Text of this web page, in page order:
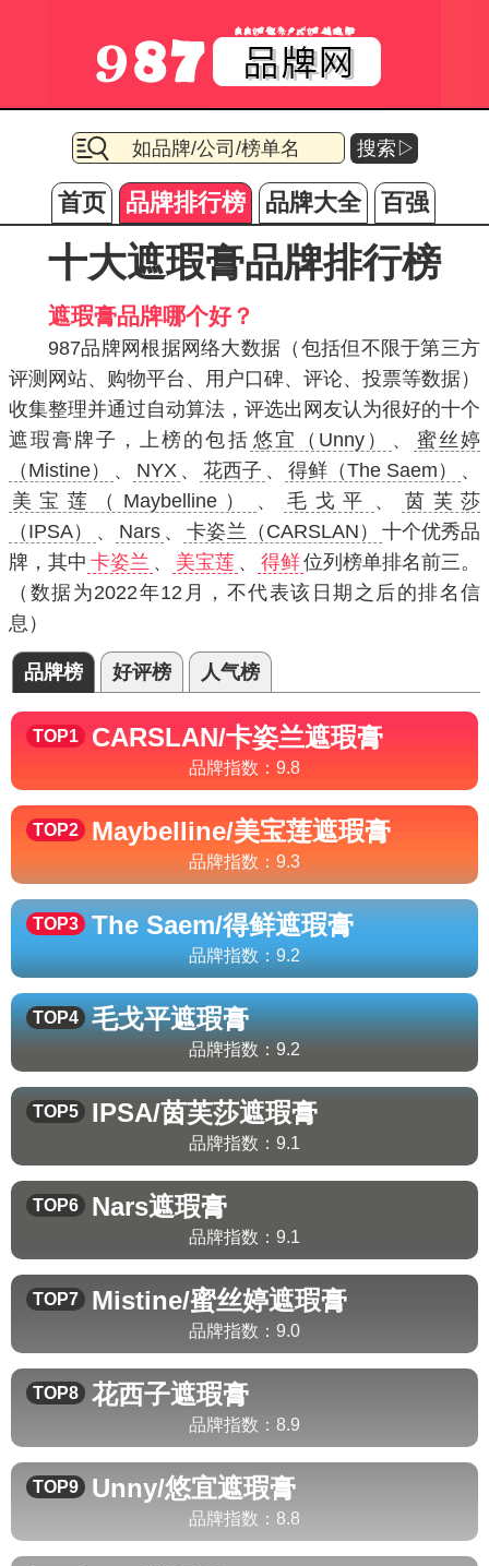
搜索▷
首页 品牌排行榜 品牌大全 百强
十大遮瑕膏品牌排行榜
遮瑕膏品牌哪个好？
987品牌网根据网络大数据（包括但不限于第三方
评测网站、购物平台、用户口碑、评论、投票等数据）
收集整理并通过自动算法，评选出网友认为很好的十个
遮瑕膏牌子，上榜的包括 悠宜（Unny） 、
蜜丝婷
（Mistine）
、 NYX 、 花西子 、 得鲜（The Saem）
、
美宝莲（Maybelline）
、 毛戈平 、
茵芙莎
（IPSA）
、 Nars 、 卡姿兰（CARSLAN）
十个优秀品
牌，其中 卡姿兰 、 美宝莲 、 得鲜位列榜单排名前三。
（数据为2022年12月，不代表该日期之后的排名信
息）
品牌榜 好评榜 人气榜
TOP1 CARSLAN/卡姿兰遮瑕膏
品牌指数： 9.8
TOP2 Maybelline/美宝莲遮瑕膏
品牌指数： 9.3
TOP3 The Saem/得鲜遮瑕膏
品牌指数： 9.2
TOP4 毛戈平遮瑕膏
品牌指数： 9.2
TOP5 IPSA/茵芙莎遮瑕膏
品牌指数： 9.1
TOP6 Nars遮瑕膏
品牌指数： 9.1
TOP7 Mistine/蜜丝婷遮瑕膏
品牌指数： 9.0
TOP8 花西子遮瑕膏
品牌指数： 8.9
TOP9 Unny/悠宜遮瑕膏
品牌指数： 8.8